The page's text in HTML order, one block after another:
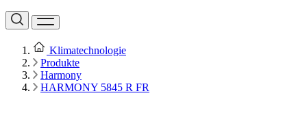
Klimatechnologie
Produkte
Harmony
HARMONY 5845 R FR